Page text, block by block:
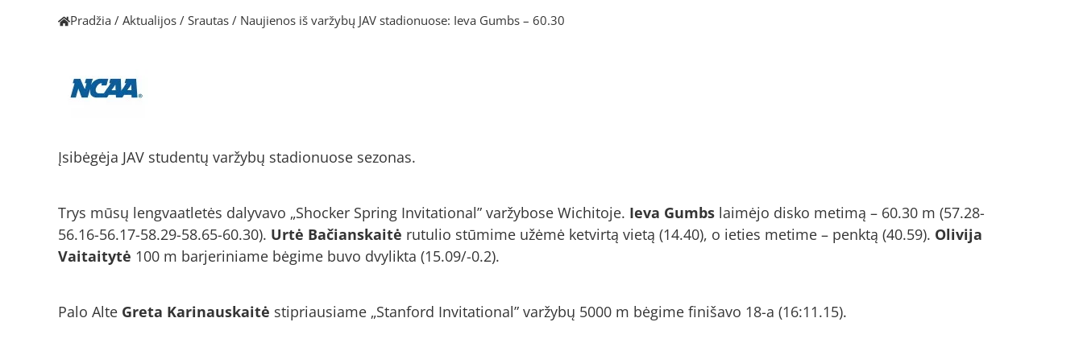
Pradžia / Aktualijos / Srautas / Naujienos iš varžybų JAV stadionuose: Ieva Gumbs – 60.30
Įsibėgėja JAV studentų varžybų stadionuose sezonas.
Trys mūsų lengvaatletės dalyvavo „Shocker Spring Invitational” varžybose Wichitoje. Ieva Gumbs laimėjo disko metimą – 60.30 m (57.28-
56.16-56.17-58.29-58.65-60.30). Urtė Bačianskaitė rutulio stūmime užėmė ketvirtą vietą (14.40), o ieties metime – penktą (40.59). Olivija
Vaitaitytė 100 m barjeriniame bėgime buvo dvylikta (15.09/-0.2).
Palo Alte Greta Karinauskaitė stipriausiame „Stanford Invitational” varžybų 5000 m bėgime finišavo 18-a (16:11.15).